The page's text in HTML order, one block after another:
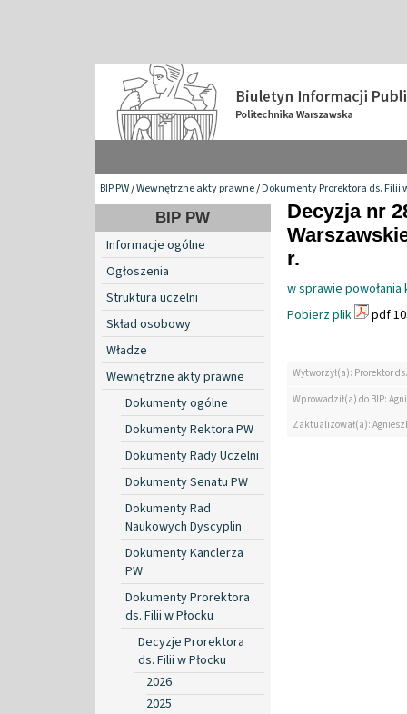
BIP PW/Wewnętrzne akty prawne/Dokumenty Prorektora ds. Filii
BIP PW
Informacje ogólne
Ogłoszenia
Struktura uczelni
Skład osobowy
Władze
Wewnętrzne akty prawne
Dokumenty ogólne
Dokumenty Rektora PW
Dokumenty Rady Uczelni
Dokumenty Senatu PW
Dokumenty Rad
Naukowych Dyscyplin
Dokumenty Kanclerza
PW
Dokumenty Prorektora
ds. Filii w Płocku
Decyzje Prorektora
ds. Filii w Płocku
2026
2025
Decyzja nr
r.
w sprawie
Pobierz plik
pdf
Wytworzył(a): Prorektor
Wprowadził(a) do BIP:
Zaktualizował(a):